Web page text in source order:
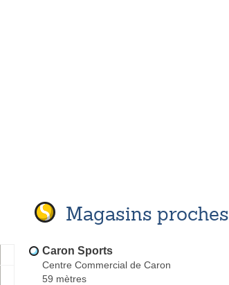
Magasins proches
Caron Sports
Centre Commercial de Caron
59 mètres